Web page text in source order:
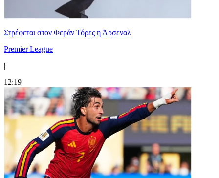
Στρέφεται στον Φεράν Τόρες η Άρσεναλ
Premier League
|
12:19